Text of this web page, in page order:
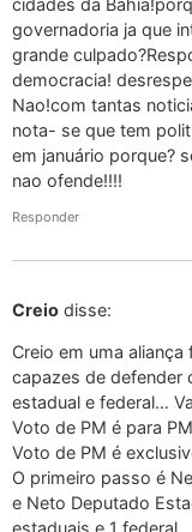
cidades da
governadoria ja que
grande
democracia!
Nao!com tantas
nota- se que tem
em januário porque?
nao ofende!!!!
Responder
Creio disse:
Creio em uma
capazes de defender
estadual e federal…
Voto de PM é para
Voto de PM é
O primeiro passo é
e Neto Deputado